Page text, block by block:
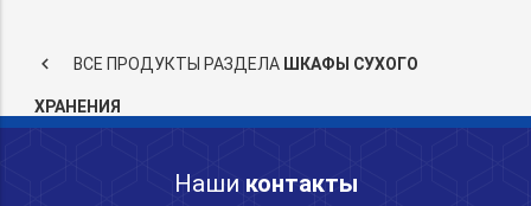
keyboard_arrow_left ВСЕ ПРОДУКТЫ РАЗДЕЛА ШКАФЫ СУХОГО
ХРАНЕНИЯ
Наши контакты